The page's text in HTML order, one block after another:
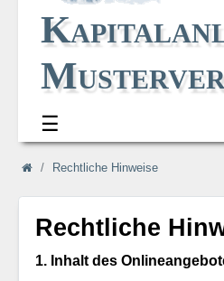
☰
Navi_breadcrum
Rechtliche Hinweise
Rechtliche
1. Inhalt des